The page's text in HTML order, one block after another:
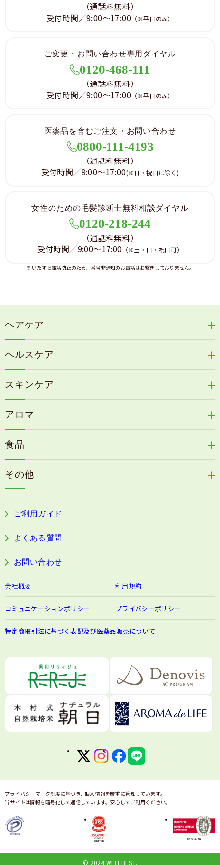
（通話料無料）
受付時間／9:00～17:00 （※平日のみ）
ご変更・お問い合わせ専用ダイヤル
0120-468-111
（通話料無料）
受付時間／9:00～17:00 （※平日のみ）
医薬品を含むご注文・お問い合わせ
0800-111-4193
（通話料無料）
受付時間／9:00～17:00(※日・祝日は除く)
女性のための毛髪診断士無料相談ダイヤル
0120-218-244
（通話料無料）
受付時間／9:00～17:00 （※土・日・祝日可）
※ いたずら電話防止のため、番号非通知のお電話はお繋ぎしておりません。
ヘアケア
冷感育毛エッセンス
リリィジュミスト
リリィジュサプリ
毛歓
ヘアケアその他
ヘルスケア
天の葉健康緑茶
カイアポシリーズ
速感伝統香醋
古家のにんにく
目の疲労感・首肩に感じる負担緩和サプリ
阿波晩茶
スキンケア
うる肌箋
フェミールホワイトNKB
アロマ
浦上式アロマシリーズ
色彩マスク
食品
その他
ご利用ガイド
よくある質問
お問い合わせ
会社概要 利用規約
コミュニケーションポリシー プライバシーポリシー
特定商取引法に基づく表記及び医薬品販売について
プライバシーマーク制度に基づき、個人情報を厳重に管理しています。
当サイトは情報を暗号化して通信しています。安心してご利用ください。
© 2024 WELLBEST.